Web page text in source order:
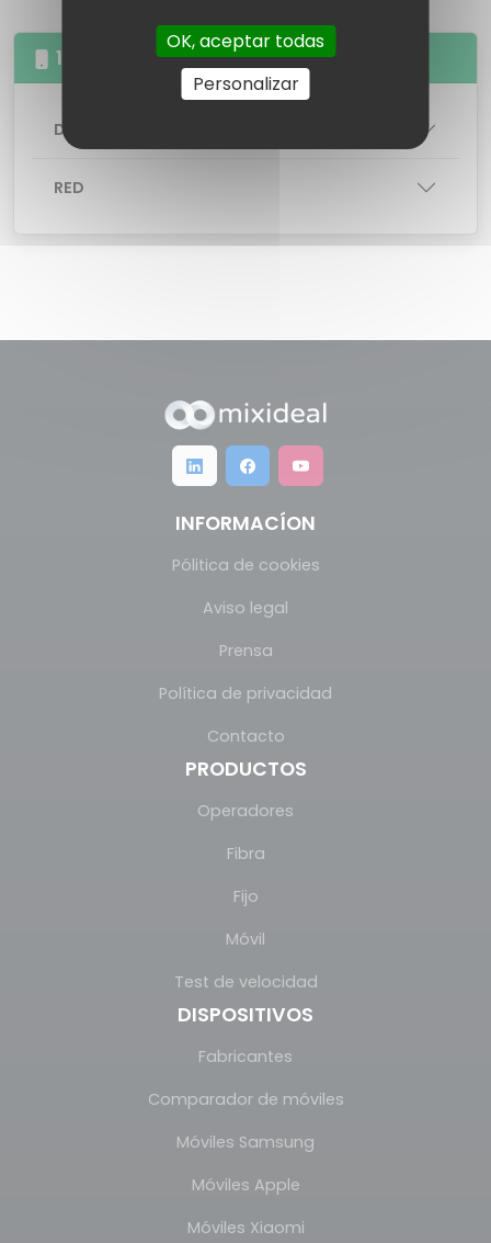
100GB Llamadas illimitas
DETALLES DE LA TARIFA
RED
INFORMACÍON
Pólitica de cookies
Aviso legal
Prensa
Política de privacidad
Contacto
PRODUCTOS
Operadores
Fibra
Fijo
Móvil
Test de velocidad
DISPOSITIVOS
Fabricantes
Comparador de móviles
Móviles Samsung
Móviles Apple
Móviles Xiaomi
OK, aceptar todas
Personalizar